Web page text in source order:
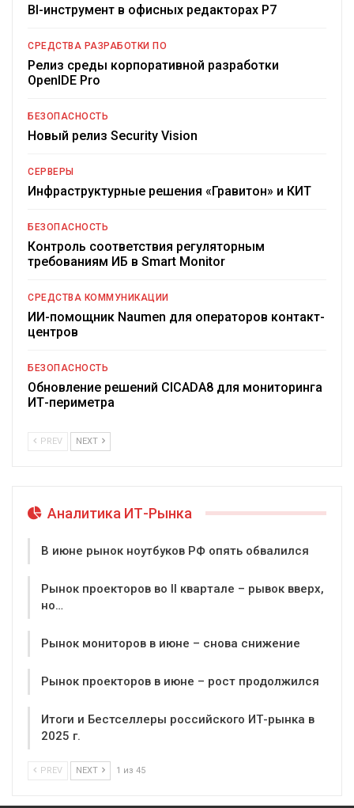
BI-инструмент в офисных редакторах Р7
СРЕДСТВА РАЗРАБОТКИ ПО
Релиз среды корпоративной разработки
OpenIDE Pro
БЕЗОПАСНОСТЬ
Новый релиз Security Vision
СЕРВЕРЫ
Инфраструктурные решения «Гравитон» и КИТ
БЕЗОПАСНОСТЬ
Контроль соответствия регуляторным
требованиям ИБ в Smart Monitor
СРЕДСТВА КОММУНИКАЦИИ
ИИ-помощник Naumen для операторов контакт-
центров
БЕЗОПАСНОСТЬ
Обновление решений CICADA8 для мониторинга
ИТ-периметра
PREV NEXT
Аналитика ИТ-Рынка
В июне рынок ноутбуков РФ опять обвалился
Рынок проекторов во II квартале – рывок вверх,
но…
Рынок мониторов в июне – снова снижение
Рынок проекторов в июне – рост продолжился
Итоги и Бестселлеры российского ИТ-рынка в
2025 г.
PREV NEXT 1 из 45